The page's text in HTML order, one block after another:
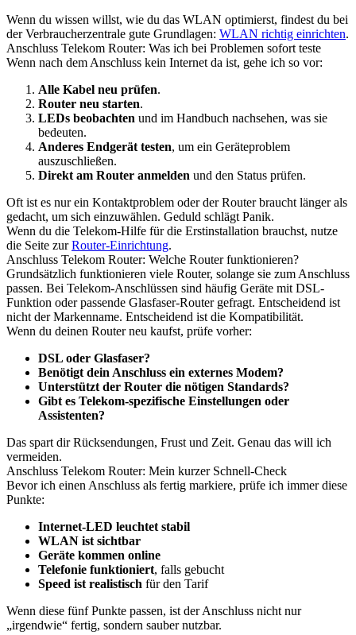
Wenn du wissen willst, wie du das WLAN optimierst, findest du bei
der Verbraucherzentrale gute Grundlagen: WLAN richtig einrichten.
Anschluss Telekom Router: Was ich bei Problemen sofort teste
Wenn nach dem Anschluss kein Internet da ist, gehe ich so vor:
Alle Kabel neu prüfen.
Router neu starten.
LEDs beobachten und im Handbuch nachsehen, was sie
bedeuten.
Anderes Endgerät testen, um ein Geräteproblem
auszuschließen.
Direkt am Router anmelden und den Status prüfen.
Oft ist es nur ein Kontaktproblem oder der Router braucht länger als
gedacht, um sich einzuwählen. Geduld schlägt Panik.
Wenn du die Telekom-Hilfe für die Erstinstallation brauchst, nutze
die Seite zurRouter-Einrichtung.
Anschluss Telekom Router: Welche Router funktionieren?
Grundsätzlich funktionieren viele Router, solange sie zum Anschluss
passen. Bei Telekom-Anschlüssen sind häufig Geräte mit DSL-
Funktion oder passende Glasfaser-Router gefragt. Entscheidend ist
nicht der Markenname. Entscheidend ist die Kompatibilität.
Wenn du deinen Router neu kaufst, prüfe vorher:
DSL oder Glasfaser?
Benötigt dein Anschluss ein externes Modem?
Unterstützt der Router die nötigen Standards?
Gibt es Telekom-spezifische Einstellungen oder
Assistenten?
Das spart dir Rücksendungen, Frust und Zeit. Genau das will ich
vermeiden.
Anschluss Telekom Router: Mein kurzer Schnell-Check
Bevor ich einen Anschluss als fertig markiere, prüfe ich immer diese
Punkte:
Internet-LED leuchtet stabil
WLAN ist sichtbar
Geräte kommen online
Telefonie funktioniert, falls gebucht
Speed ist realistisch für den Tarif
Wenn diese fünf Punkte passen, ist der Anschluss nicht nur
„irgendwie“ fertig, sondern sauber nutzbar.